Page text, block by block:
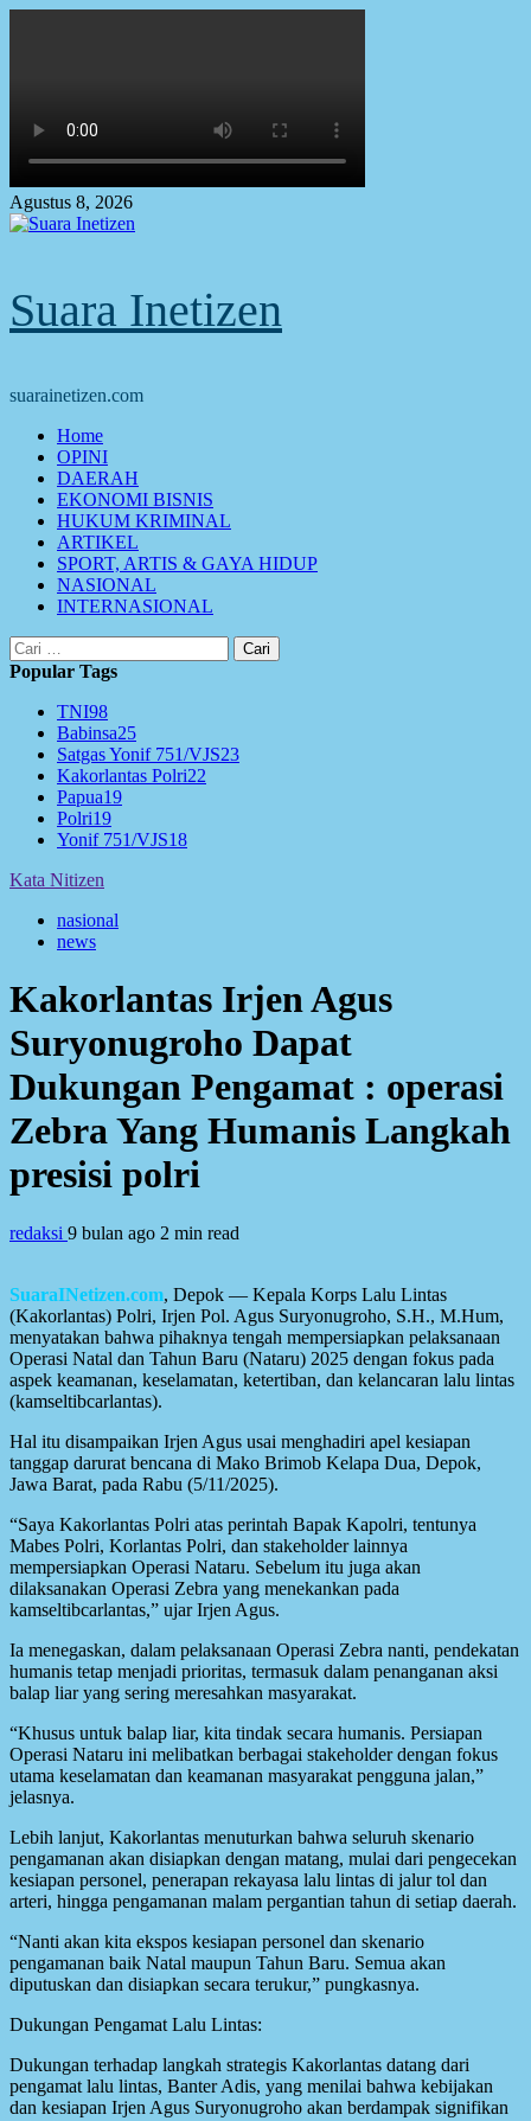
Agustus 8, 2026
Suara Inetizen
suarainetizen.com
Primary
Menu
Home
OPINI
DAERAH
EKONOMI BISNIS
HUKUM KRIMINAL
ARTIKEL
SPORT, ARTIS & GAYA HIDUP
NASIONAL
INTERNASIONAL
Cari
untuk:
Popular Tags
TNI98
Babinsa25
Satgas Yonif 751/VJS23
Kakorlantas Polri22
Papua19
Polri19
Yonif 751/VJS18
Kata Nitizen
nasional
news
Kakorlantas Irjen Agus
Suryonugroho Dapat
Dukungan Pengamat : operasi
Zebra Yang Humanis Langkah
presisi polri
redaksi 9 bulan ago 2 min read
SuaraINetizen.com, Depok — Kepala Korps Lalu Lintas
(Kakorlantas) Polri, Irjen Pol. Agus Suryonugroho, S.H., M.Hum,
menyatakan bahwa pihaknya tengah mempersiapkan pelaksanaan
Operasi Natal dan Tahun Baru (Nataru) 2025 dengan fokus pada
aspek keamanan, keselamatan, ketertiban, dan kelancaran lalu lintas
(kamseltibcarlantas).
Hal itu disampaikan Irjen Agus usai menghadiri apel kesiapan
tanggap darurat bencana di Mako Brimob Kelapa Dua, Depok,
Jawa Barat, pada Rabu (5/11/2025).
“Saya Kakorlantas Polri atas perintah Bapak Kapolri, tentunya
Mabes Polri, Korlantas Polri, dan stakeholder lainnya
mempersiapkan Operasi Nataru. Sebelum itu juga akan
dilaksanakan Operasi Zebra yang menekankan pada
kamseltibcarlantas,” ujar Irjen Agus.
Ia menegaskan, dalam pelaksanaan Operasi Zebra nanti, pendekatan
humanis tetap menjadi prioritas, termasuk dalam penanganan aksi
balap liar yang sering meresahkan masyarakat.
“Khusus untuk balap liar, kita tindak secara humanis. Persiapan
Operasi Nataru ini melibatkan berbagai stakeholder dengan fokus
utama keselamatan dan keamanan masyarakat pengguna jalan,”
jelasnya.
Lebih lanjut, Kakorlantas menuturkan bahwa seluruh skenario
pengamanan akan disiapkan dengan matang, mulai dari pengecekan
kesiapan personel, penerapan rekayasa lalu lintas di jalur tol dan
arteri, hingga pengamanan malam pergantian tahun di setiap daerah.
“Nanti akan kita ekspos kesiapan personel dan skenario
pengamanan baik Natal maupun Tahun Baru. Semua akan
diputuskan dan disiapkan secara terukur,” pungkasnya.
Dukungan Pengamat Lalu Lintas:
Dukungan terhadap langkah strategis Kakorlantas datang dari
pengamat lalu lintas, Banter Adis, yang menilai bahwa kebijakan
dan kesiapan Irjen Agus Suryonugroho akan berdampak signifikan